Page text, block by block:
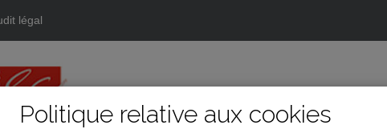
légal
Politique relative aux cookies